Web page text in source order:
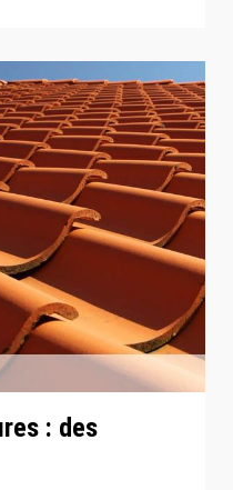
: des